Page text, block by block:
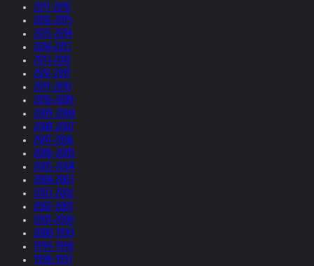
2017-2016
2016-2015
2015-2014
2014-2013
2013-2012
2012-2011
2011-2010
2010-2009
2009-2008
2008-2007
2007-2006
2006-2005
2005-2004
2004-2003
2003-2002
2002-2001
2001-2000
2000-1999
1999-1998
1998-1997